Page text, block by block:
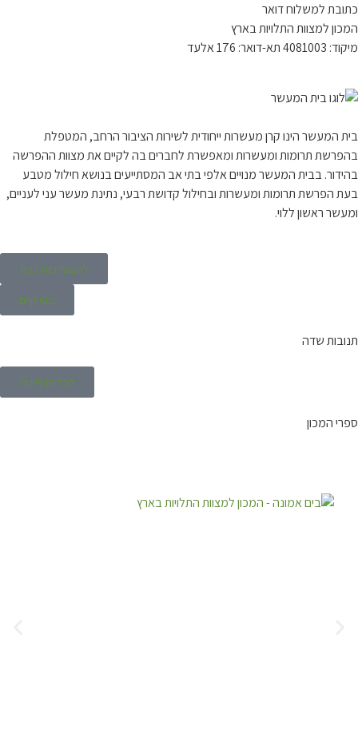
למשלוח דואר
למצוות התלויות בארץ
אלעד
הינו קרן מעשרות ייחודית לשירות הציבור הרחב, המטפלת
תרומות ומעשרות ומאפשרת לחברים בה לקיים את מצוות ההפרשה
בבית המעשר מנויים אלפי בתי אב המסתייעים בנושא חילול מטבע
תרומות ומעשרות ובחילול קדושת רבעי, נתינת מעשר עני לעניים,
ראשון ללוי.
להצטרפות כעת
מנוי קיים
שדה
לכל הגליונות
המכון